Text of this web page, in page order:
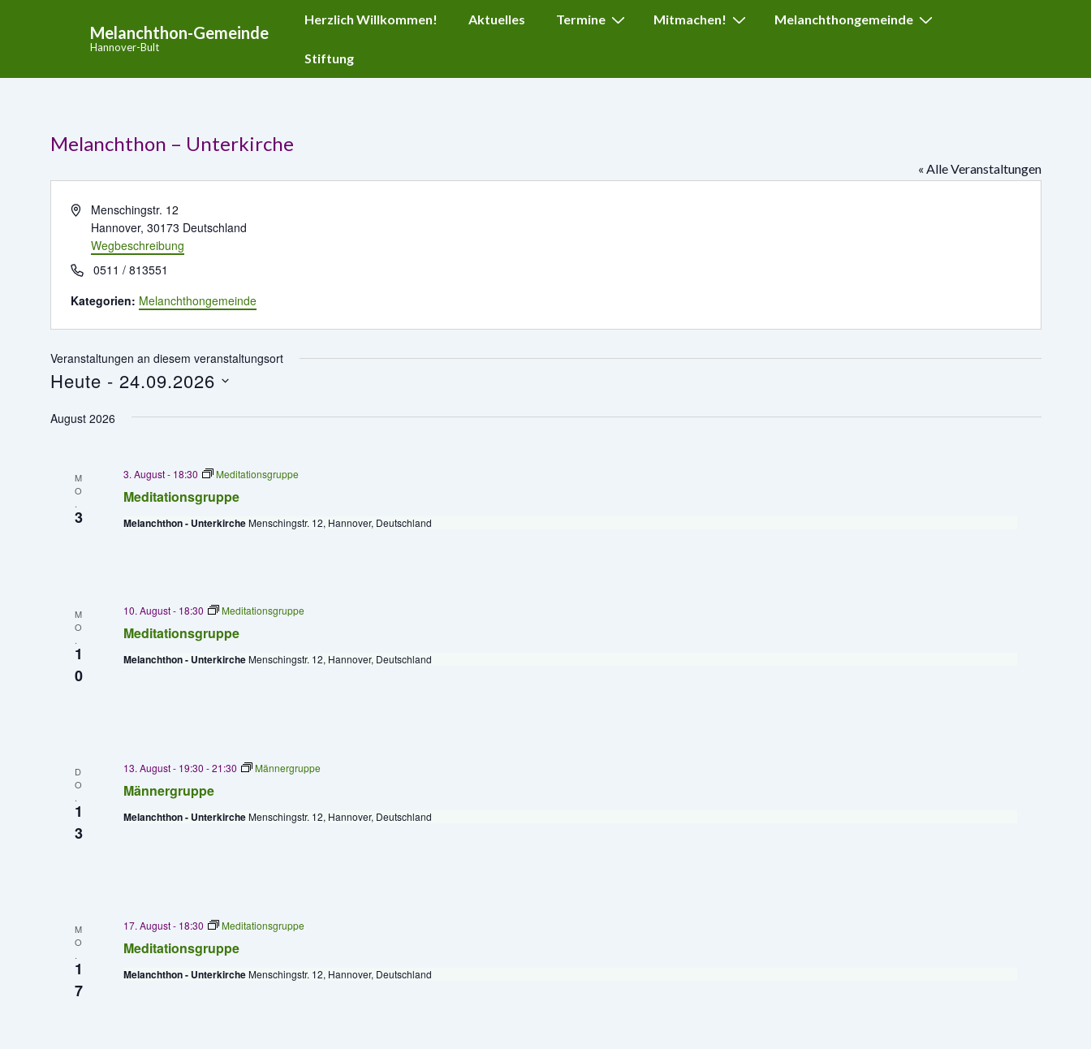
Melanchthon-Gemeinde
Hannover-Bult
Herzlich Willkommen! Aktuelles Termine Mitmachen! Melanchthongemeinde
Stiftung
Melanchthon – Unterkirche
« Alle Veranstaltungen
A
e
s
Menschingstr. 12
Hannover, 30173 Deutschland
Wegbeschreibung
T
l
o
n
0511 / 813551
Kategorien: Melanchthongemeinde
Veranstaltungen an diesem veranstaltungsort
Heute - 24.09.2026
a
August 2026
M
O
3
Meditationsgruppe
3. August - 18:30 Meditationsgruppe
Melanchthon - UnterkircheMenschingstr. 12, Hannover, Deutschland
M
O
1
0
Meditationsgruppe
10. August - 18:30 Meditationsgruppe
Melanchthon - UnterkircheMenschingstr. 12, Hannover, Deutschland
D
O
1
3
Männergruppe
13. August - 19:30 -21:30 Männergruppe
Melanchthon - UnterkircheMenschingstr. 12, Hannover, Deutschland
M
O
1
7
Meditationsgruppe
17. August - 18:30 Meditationsgruppe
Melanchthon - UnterkircheMenschingstr. 12, Hannover, Deutschland